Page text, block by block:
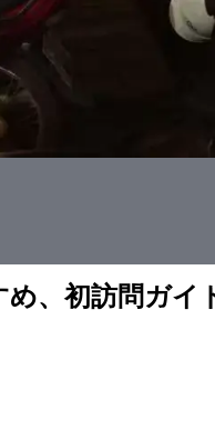
、初訪問ガイ